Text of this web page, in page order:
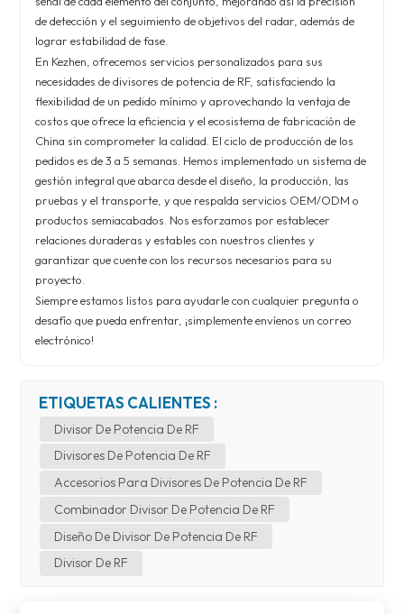
de detección y el seguimiento de objetivos del radar, además de
lograr estabilidad de fase.
En Kezhen, ofrecemos servicios personalizados para sus
necesidades de divisores de potencia de RF, satisfaciendo la
flexibilidad de un pedido mínimo y aprovechando la ventaja de
costos que ofrece la eficiencia y el ecosistema de fabricación de
China sin comprometer la calidad. El ciclo de producción de los
pedidos es de 3 a 5 semanas. Hemos implementado un sistema de
gestión integral que abarca desde el diseño, la producción, las
pruebas y el transporte, y que respalda servicios OEM/ODM o
productos semiacabados. Nos esforzamos por establecer
relaciones duraderas y estables con nuestros clientes y
garantizar que cuente con los recursos necesarios para su
proyecto.
Siempre estamos listos para ayudarle con cualquier pregunta o
desafío que pueda enfrentar, ¡simplemente envíenos un correo
electrónico!
ETIQUETAS CALIENTES :
Divisor De Potencia De RF
Divisores De Potencia De RF
Accesorios Para Divisores De Potencia De RF
Combinador Divisor De Potencia De RF
Diseño De Divisor De Potencia De RF
Divisor De RF